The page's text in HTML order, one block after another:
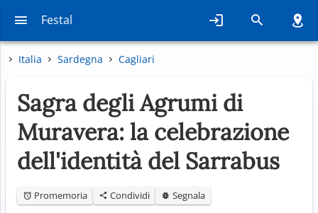
Festal
Italia Sardegna Cagliari
Sagra degli Agrumi di
Muravera: la celebrazione
dell'identità del Sarrabus
Promemoria Condividi Segnala